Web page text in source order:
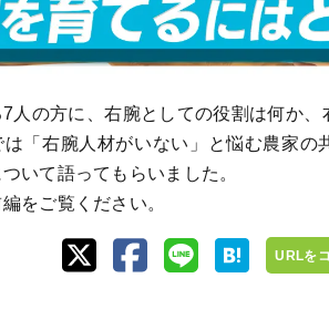
人の方に、右腕としての役割は何か
は「右腕人材がいない」と悩む農家の
いて語ってもらいました。
をご覧ください。
URLを